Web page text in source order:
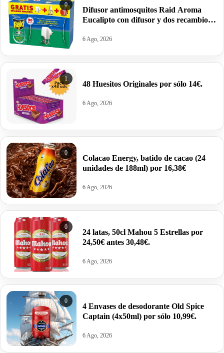
0
Difusor antimosquitos Raid Aroma
Eucalipto con difusor y dos recambios
6 Ago, 2026
1
48 Huesitos Originales por sólo 14€.
6 Ago, 2026
0
Colacao Energy, batido de cacao (24
unidades de 188ml) por 16,38€
6 Ago, 2026
0
24 latas, 50cl Mahou 5 Estrellas por
24,50€ antes 30,48€.
6 Ago, 2026
0
4 Envases de desodorante Old Spice
Captain (4x50ml) por sólo 10,99€.
6 Ago, 2026